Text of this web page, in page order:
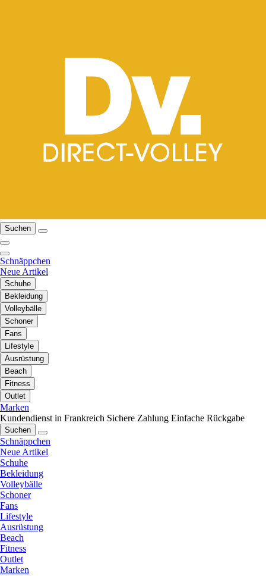
Suchen
Schnäppchen
Neue Artikel
Schuhe
Bekleidung
Volleybälle
Schoner
Fans
Lifestyle
Ausrüstung
Beach
Fitness
Outlet
Marken
Kundendienst in Frankreich Sichere Zahlung Einfache Rückgabe
Suchen
Schnäppchen
Neue Artikel
Schuhe
Bekleidung
Volleybälle
Schoner
Fans
Lifestyle
Ausrüstung
Beach
Fitness
Outlet
Marken